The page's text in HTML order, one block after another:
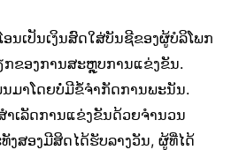
ນເປັນເງິນສົດໃສ່ບັນຊີຂອງຜູ້ບໍລິໂພກ
ຂອງການສະຫຼຸບການແຂ່ງຂັນ.
ມາໂດຍບໍ່ມີຂໍ້ຈຳກັດການພະນັນ.
ເລັດການແຂ່ງຂັນດ້ວຍຈໍານວນ
ສອງມີສິດໄດ້ຮັບລາງວັນ, ຜູ້ທີ່ໄດ້